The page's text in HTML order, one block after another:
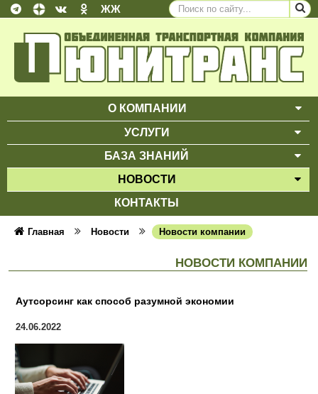
ЖЖ
О КОМПАНИИ
УСЛУГИ
БАЗА ЗНАНИЙ
НОВОСТИ
КОНТАКТЫ
Главная Новости Новости компании
НОВОСТИ КОМПАНИИ
Аутсорсинг как способ разумной экономии
24.06.2022